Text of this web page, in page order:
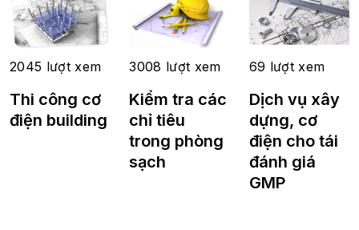
2045 lượt xem
Thi công cơ
điện building
3008 lượt xem
Kiểm tra các
chỉ tiêu
trong phòng
sạch
69 lượt xem
Dịch vụ xây
dựng, cơ
điện cho tái
đánh giá
GMP